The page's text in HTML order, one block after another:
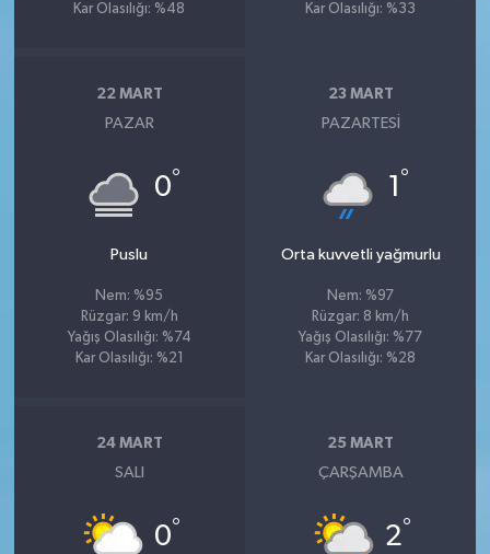
Kar Olasılığı: %48
Kar Olasılığı: %33
22 MART
PAZAR
0°
Puslu
Nem: %95
Rüzgar: 9 km/h
Yağış Olasılığı: %74
Kar Olasılığı: %21
23 MART
PAZARTESI
1 °
Orta kuvvetli yağmurlu
Nem: %97
Rüzgar: 8 km/h
Yağış Olasılığı: %77
Kar Olasılığı: %28
24 MART
SALI
0°
25 MART
ÇARŞAMBA
2°